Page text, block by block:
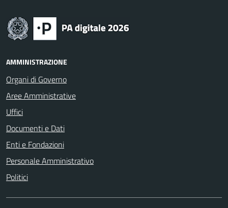
AMMINISTRAZIONE
Organi di Governo
Aree Amministrative
Uffici
Documenti e Dati
Enti e Fondazioni
Personale Amministrativo
Politici